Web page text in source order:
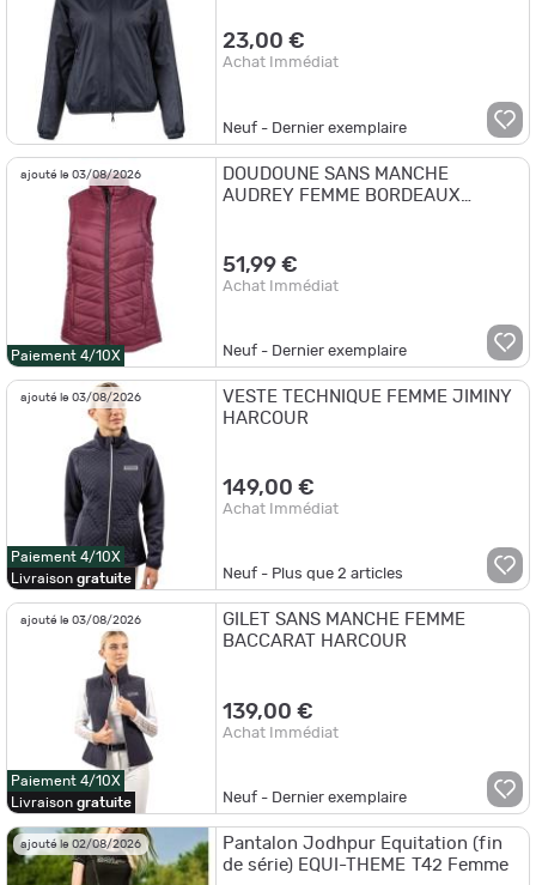
23,00 €
Achat Immédiat
Neuf - Dernier exemplaire
ajouté le 03/08/2026
Paiement 4/10X
DOUDOUNE SANS MANCHE
AUDREY FEMME BORDEAUX
51,99 €
Achat Immédiat
Neuf - Dernier exemplaire
ajouté le 03/08/2026
Paiement 4/10X
Livraison gratuite
VESTE TECHNIQUE FEMME JIMINY
HARCOUR
149,00 €
Achat Immédiat
Neuf - Plus que2 articles
ajouté le 03/08/2026
Paiement 4/10X
Livraison gratuite
GILET SANS MANCHE FEMME
BACCARAT HARCOUR
139,00 €
Achat Immédiat
Neuf - Dernier exemplaire
ajouté le 02/08/2026
Pantalon Jodhpur Equitation (fin
de série) EQUI-THEME T42 Femme